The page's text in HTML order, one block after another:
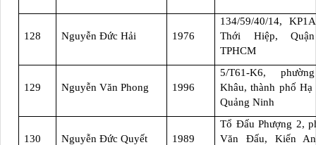
128 Nguyễn Đức Hải 1976
134/59/40/14,
Thới Hiệp,
TPHCM
129 Nguyễn Văn Phong 1996
5/T61-K6,
Khâu, thành phố Hạ
Quảng Ninh
130 Nguyễn Đức Quyết 1989
Tổ Đấu Phượng 2,
Văn Đấu, Kiến